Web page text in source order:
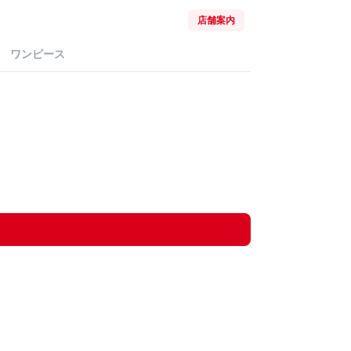
店舗案内
ワンピース